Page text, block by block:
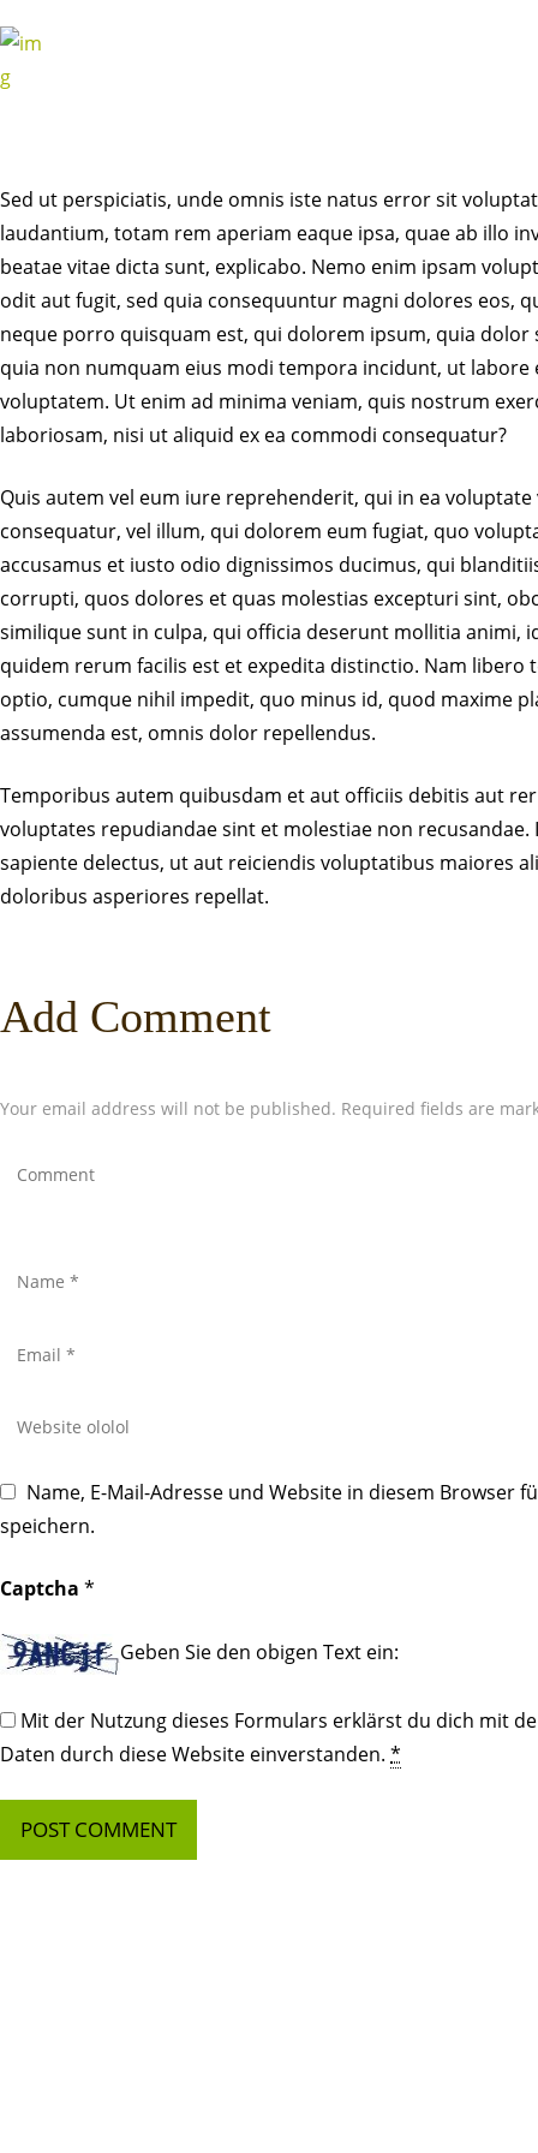
Sed ut perspiciatis, unde omnis iste natus error sit
laudantium, totam rem aperiam eaque ipsa, quae ab illo
beatae vitae dicta sunt, explicabo. Nemo enim ipsam
odit aut fugit, sed quia consequuntur magni dolores eos,
neque porro quisquam est, qui dolorem ipsum, quia dolor
quia non numquam eius modi tempora incidunt, ut
voluptatem. Ut enim ad minima veniam, quis nostrum
laboriosam, nisi ut aliquid ex ea commodi consequatur?
Quis autem vel eum iure reprehenderit, qui in ea
consequatur, vel illum, qui dolorem eum fugiat, quo
accusamus et iusto odio dignissimos ducimus, qui
corrupti, quos dolores et quas molestias excepturi sint,
similique sunt in culpa, qui officia deserunt mollitia animi,
quidem rerum facilis est et expedita distinctio. Nam libero
optio, cumque nihil impedit, quo minus id, quod maxime
assumenda est, omnis dolor repellendus.
Temporibus autem quibusdam et aut officiis debitis aut
voluptates repudiandae sint et molestiae non
sapiente delectus, ut aut reiciendis voluptatibus maiores
doloribus asperiores repellat.
Add Comment
Your email address will not be published. Required fields are
Name, E-Mail-Adresse und Website in diesem Browser
speichern.
Captcha *
Geben Sie den obigen Text ein:
Mit der Nutzung dieses Formulars erklärst du dich mit
Daten durch diese Website einverstanden. *